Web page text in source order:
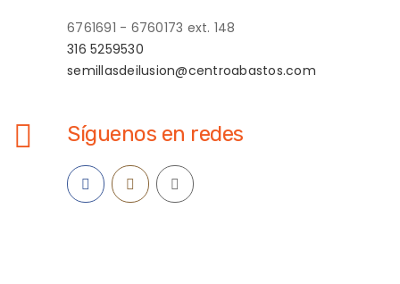
6761691 - 6760173 ext. 148
316 5259530
semillasdeilusion@centroabastos.com
Síguenos en redes